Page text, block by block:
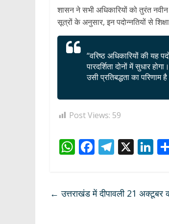
शासन ने सभी अधिकारियों को तुरंत
सूत्रों के अनुसार, इन पदोन्नतियों से शिक्षा
“वरिष्ठ अधिकारियों की यह
पारदर्शिता दोनों में सुधार
उसी प्रतिबद्धता का परिणाम
Post Views: 59
W
s
F
b
T
gr
X Li
e
← उत्तराखंड में दीपावली 21 अक्टूबर